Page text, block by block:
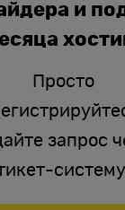
как
вредонос
удаления
и
Просто
запрос